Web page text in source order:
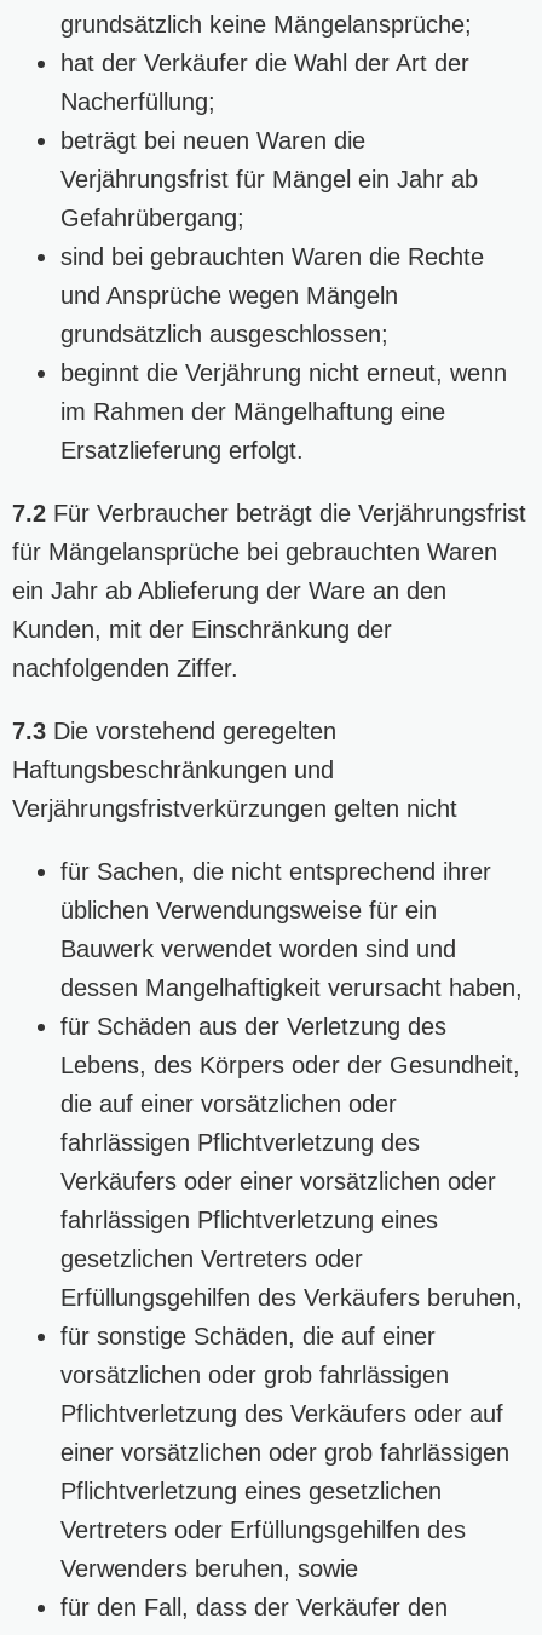
grundsätzlich keine Mängelansprüche;
hat der Verkäufer die Wahl der Art der
Nacherfüllung;
beträgt bei neuen Waren die
Verjährungsfrist für Mängel ein Jahr ab
Gefahrübergang;
sind bei gebrauchten Waren die Rechte
und Ansprüche wegen Mängeln
grundsätzlich ausgeschlossen;
beginnt die Verjährung nicht erneut, wenn
im Rahmen der Mängelhaftung eine
Ersatzlieferung erfolgt.
7.2 Für Verbraucher beträgt die Verjährungsfrist
für Mängelansprüche bei gebrauchten Waren
ein Jahr ab Ablieferung der Ware an den
Kunden, mit der Einschränkung der
nachfolgenden Ziffer.
7.3 Die vorstehend geregelten
Haftungsbeschränkungen und
Verjährungsfristverkürzungen gelten nicht
für Sachen, die nicht entsprechend ihrer
üblichen Verwendungsweise für ein
Bauwerk verwendet worden sind und
dessen Mangelhaftigkeit verursacht haben,
für Schäden aus der Verletzung des
Lebens, des Körpers oder der Gesundheit,
die auf einer vorsätzlichen oder
fahrlässigen Pflichtverletzung des
Verkäufers oder einer vorsätzlichen oder
fahrlässigen Pflichtverletzung eines
gesetzlichen Vertreters oder
Erfüllungsgehilfen des Verkäufers beruhen,
für sonstige Schäden, die auf einer
vorsätzlichen oder grob fahrlässigen
Pflichtverletzung des Verkäufers oder auf
einer vorsätzlichen oder grob fahrlässigen
Pflichtverletzung eines gesetzlichen
Vertreters oder Erfüllungsgehilfen des
Verwenders beruhen, sowie
für den Fall, dass der Verkäufer den